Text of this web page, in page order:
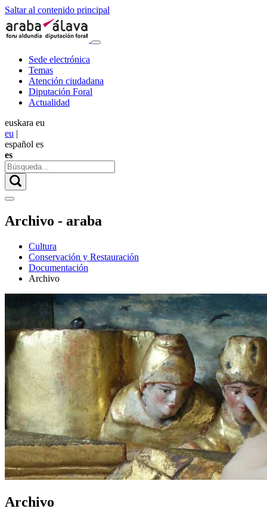
Saltar al contenido principal
Sede electrónica
Temas
Atención ciudadana
Diputación Foral
Actualidad
euskara eu
eu |
español es
es
Archivo - araba
Cultura
Conservación y Restauración
Documentación
Archivo
Archivo